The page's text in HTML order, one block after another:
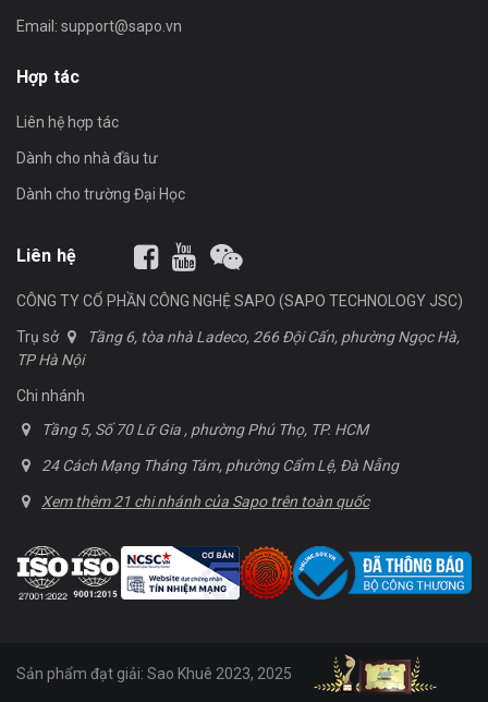
Email: support@sapo.vn
Hợp tác
Liên hệ hợp tác
Dành cho nhà đầu tư
Dành cho trường Đại Học
Liên hệ
CÔNG TY CỔ PHẦN CÔNG NGHỆ SAPO (SAPO TECHNOLOGY JSC)
Trụ sở
Tầng 6, tòa nhà Ladeco, 266 Đội Cấn, phường Ngọc Hà,
TP Hà Nội
Chi nhánh
Tầng 5, Số 70 Lữ Gia , phường Phú Thọ, TP. HCM
24 Cách Mạng Tháng Tám, phường Cẩm Lệ, Đà Nẵng
Xem thêm 21 chi nhánh của Sapo trên toàn quốc
Sản phẩm đạt giải: Sao Khuê 2023, 2025